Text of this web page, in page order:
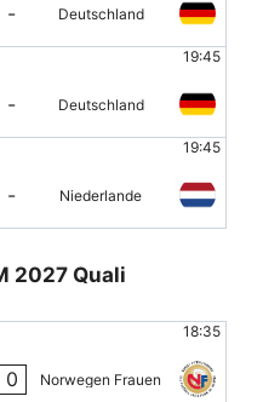
- Deutschland
19:45
- Deutschland
19:45
- Niederlande
2027 Quali
18:35
0 Norwegen Frauen